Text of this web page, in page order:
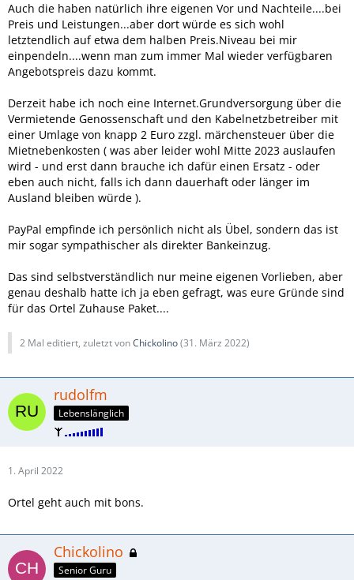
Auch die haben natürlich ihre eigenen Vor und Nachteile....bei
Preis und Leistungen...aber dort würde es sich wohl
letztendlich auf etwa dem halben Preis.Niveau bei mir
einpendeln....wenn man zum immer Mal wieder verfügbaren
Angebotspreis dazu kommt.
Derzeit habe ich noch eine Internet.Grundversorgung über die
Vermietende Genossenschaft und den Kabelnetzbetreiber mit
einer Umlage von knapp 2 Euro zzgl. märchensteuer über die
Mietnebenkosten ( was aber leider wohl Mitte 2023 auslaufen
wird - und erst dann brauche ich dafür einen Ersatz - oder
eben auch nicht, falls ich dann dauerhaft oder länger im
Ausland bleiben würde ).
PayPal empfinde ich persönlich nicht als Übel, sondern das ist
mir sogar sympathischer als direkter Bankeinzug.
Das sind selbstverständlich nur meine eigenen Vorlieben, aber
genau deshalb hatte ich ja eben gefragt, was eure Gründe sind
für das Ortel Zuhause Paket....
2 Mal editiert, zuletzt vonChickolino(31. März 2022)
rudolfm
Lebenslänglich
1. April 2022
Ortel geht auch mit bons.
Chickolino
Senior Guru